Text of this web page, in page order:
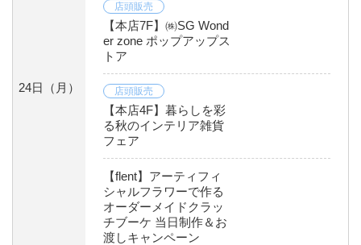
24日 （月）
店頭販売
【本店7F】㈱SG Wond
er zone ポップアップス
トア
店頭販売
【本店4F】暮らしを彩
る秋のインテリア雑貨
フェア
【flent】アーティフィ
シャルフラワーで作る
オーダーメイドクラッ
チブーケ 当日制作＆お
渡しキャンペーン